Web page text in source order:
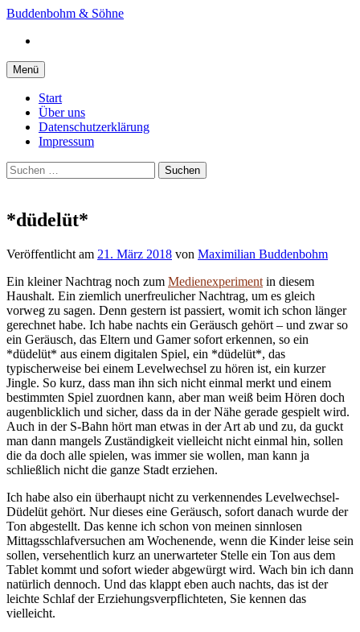
Springe
Inhalt
Buddenbohm & Söhne
Menü
Start
Über uns
Datenschutzerklärung
Impressum
Suchen
nach:
*düdelüt*
Veröffentlicht am 21. März 2018 von Maximilian Buddenbohm
Ein kleiner Nachtrag noch zum Medienexperiment in diesem
Haushalt. Ein ziemlich unerfreulicher Nachtrag, um es gleich
vorweg zu sagen. Denn gestern ist passiert, womit ich schon länger
gerechnet habe. Ich habe nachts ein Geräusch gehört – und zwar so
ein Geräusch, das Eltern und Gamer sofort erkennen, so ein
*düdelüt* aus einem digitalen Spiel, ein *düdelüt*, das
typischerweise bei einem Levelwechsel zu hören ist, ein kurzer
Jingle. So kurz, dass man ihn sich nicht einmal merkt und einem
bestimmten Spiel zuordnen kann, aber man weiß beim Hören doch
augenblicklich und sicher, dass da in der Nähe gerade gespielt wird.
Auch in der S-Bahn hört man etwas in der Art ab und zu, da guckt
man dann mangels Zuständigkeit vielleicht nicht einmal hin, sollen
die da doch alle spielen, was immer sie wollen, man kann ja
schließlich nicht die ganze Stadt erziehen.
Ich habe also ein überhaupt nicht zu verkennendes Levelwechsel-
Düdelüt gehört. Nur dieses eine Geräusch, sofort danach wurde der
Ton abgestellt. Das kenne ich schon von meinen sinnlosen
Mittagsschlafversuchen am Wochenende, wenn die Kinder leise sein
sollen, versehentlich kurz an unerwarteter Stelle ein Ton aus dem
Tablet kommt und sofort wieder abgewürgt wird. Wach bin ich dann
natürlich dennoch. Und das klappt eben auch nachts, das ist der
leichte Schlaf der Erziehungsverpflichteten, Sie kennen das
vielleicht.